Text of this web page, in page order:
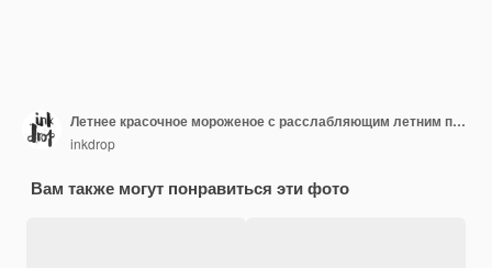
Летнее красочное мороженое с расслабляющим летним посланием
inkdrop
Вам также могут понравиться эти фото